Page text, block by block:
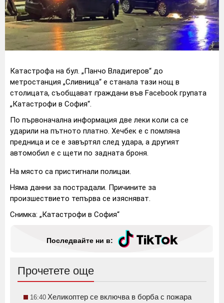
Катастрофа на бул. „Панчо Владигеров“ до
метростанция „Сливница“ е станала тази нощ в
столицата, съобщават граждани във Facebook групата
„Катастрофи в София“.
По първоначална информация две леки коли са се
ударили на пътното платно. Хечбек е с помляна
предница и се е завъртял след удара, а другият
автомобил е с щети по задната броня.
На място са пристигнали полицаи.
Няма данни за пострадали. Причините за
произшествието тепърва се изясняват.
Снимка: „Катастрофи в София“
Последвайте ни в:
Прочетете още
16:40 Хеликоптер се включва в борба с пожара